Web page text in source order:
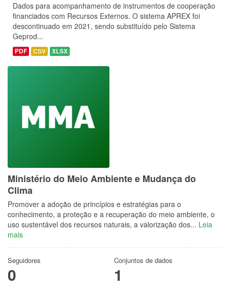
Dados para acompanhamento de instrumentos de cooperação
financiados com Recursos Externos. O sistema APREX foi
descontinuado em 2021, sendo substituído pelo Sistema
Geprod...
PDF CSV XLSX
Ministério do Meio Ambiente e Mudança do
Clima
Promover a adoção de princípios e estratégias para o
conhecimento, a proteção e a recuperação do meio ambiente, o
uso sustentável dos recursos naturais, a valorização dos... Leia
mais
Seguidores
0
Conjuntos de dados
1